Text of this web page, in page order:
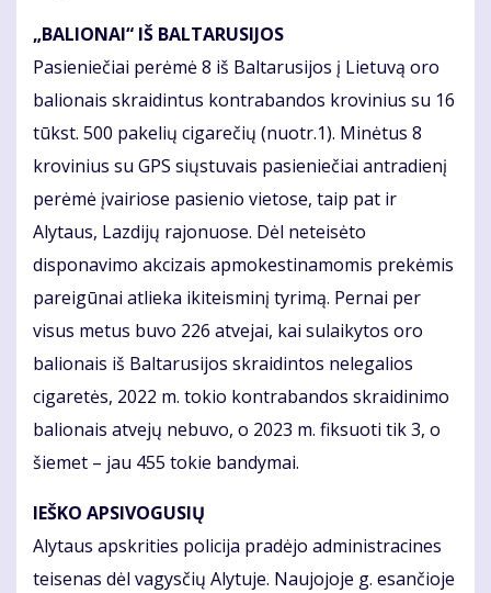
„BALIONAI“ IŠ BALTARUSIJOS
Pasieniečiai perėmė 8 iš Baltarusijos į Lietuvą oro
balionais skraidintus kontrabandos krovinius su 16
tūkst. 500 pakelių cigarečių (nuotr.1). Minėtus 8
krovinius su GPS siųstuvais pasieniečiai antradienį
perėmė įvairiose pasienio vietose, taip pat ir
Alytaus, Lazdijų rajonuose. Dėl neteisėto
disponavimo akcizais apmokestinamomis prekėmis
pareigūnai atlieka ikiteisminį tyrimą. Pernai per
visus metus buvo 226 atvejai, kai sulaikytos oro
balionais iš Baltarusijos skraidintos nelegalios
cigaretės, 2022 m. tokio kontrabandos skraidinimo
balionais atvejų nebuvo, o 2023 m. fiksuoti tik 3, o
šiemet – jau 455 tokie bandymai.
IEŠKO APSIVOGUSIŲ
Alytaus apskrities policija pradėjo administracines
teisenas dėl vagysčių Alytuje. Naujojoje g. esančioje